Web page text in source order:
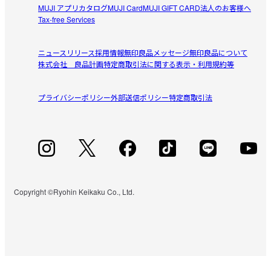
MUJI アプリカタログMUJI CardMUJI GIFT CARD法人のお客様へ
Tax-free Services
ニュースリリース採用情報無印良品メッセージ無印良品について
株式会社 良品計画特定商取引法に関する表示・利用規約等
プライバシーポリシー外部送信ポリシー特定商取引法
Copyright ©Ryohin Keikaku Co., Ltd.